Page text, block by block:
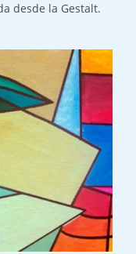
desde la Gestalt.